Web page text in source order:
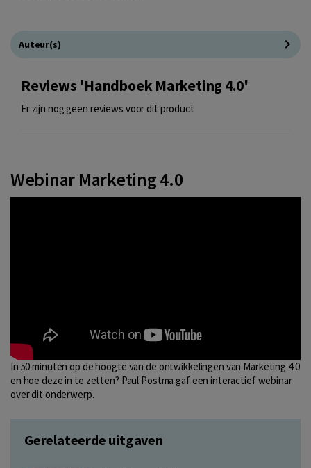
Auteur(s)
Reviews 'Handboek Marketing 4.0'
Er zijn nog geen reviews voor dit product
Webinar Marketing 4.0
In 50 minuten op de hoogte van de ontwikkelingen van Marketing 4.0
en hoe deze in te zetten? Paul Postma gaf een interactief webinar
over dit onderwerp.
Gerelateerde uitgaven